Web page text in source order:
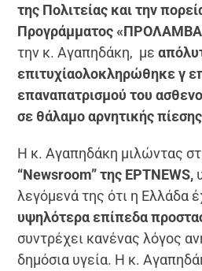
της Πολιτείας και την
Προγράμματος
την κ. Αγαπηδάκη, με
επιτυχίαολοκληρώθηκε γ
επαναπατρισμού του
σε θάλαμο αρνητικής
Η κ. Αγαπηδάκη μιλώντας
“Newsroom” της ΕΡΤNEWS,
λεγόμενά της ότι η Ελλάδα
υψηλότερα επίπεδα
συντρέχει κανένας λόγος
δημόσια υγεία. Η κ.